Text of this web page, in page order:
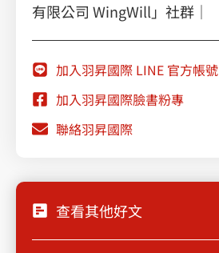
有限公司 WingWill」社群｜
加入羽昇國際 LINE 官方帳號
加入羽昇國際臉書粉專
聯絡羽昇國際
查看其他好文